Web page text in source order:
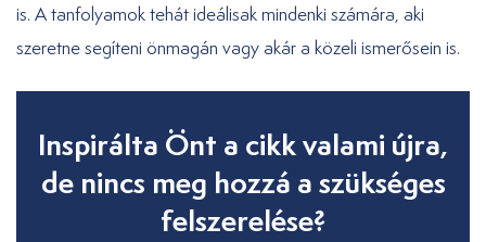
is. A tanfolyamok tehát ideálisak mindenki számára, aki
szeretne segíteni önmagán vagy akár a közeli ismerősein is.
Inspirálta Önt a cikk valami újra,
de nincs meg hozzá a szükséges
felszerelése?